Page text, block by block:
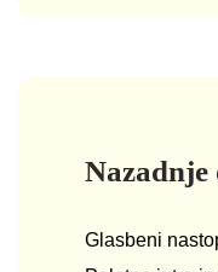
Glasbeni